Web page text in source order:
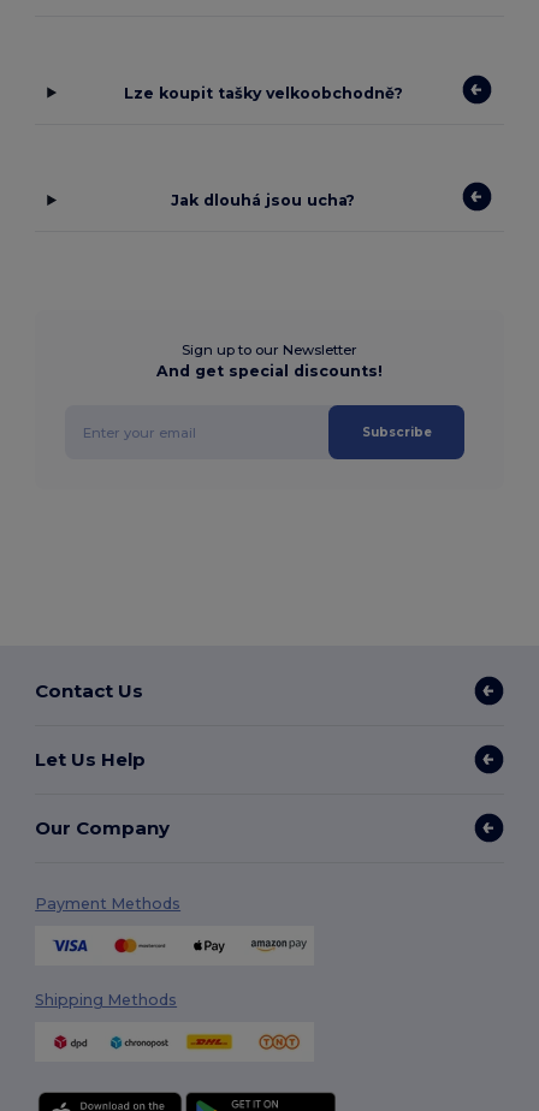
Lze koupit tašky velkoobchodně?
Jak dlouhá jsou ucha?
Sign up to our Newsletter
And get special discounts!
Subscribe
Contact Us
Let Us Help
Our Company
Payment Methods
Shipping Methods